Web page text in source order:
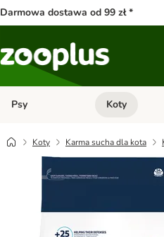
Darmowa dostawa od 99 zł *
Psy Otwórz menu
Koty
Koty Karma sucha dla kota